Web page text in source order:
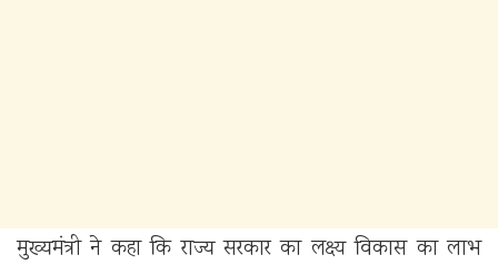
मुख्यमंत्री ने कहा कि राज्य सरकार का लक्ष्य विकास का लाभ